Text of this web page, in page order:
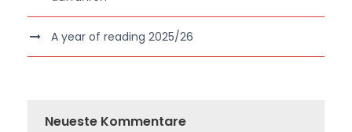
A year of reading 2025/26
Neueste Kommentare